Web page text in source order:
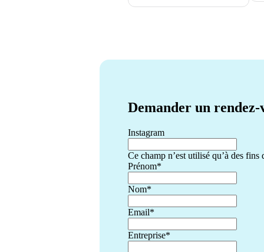
Demander un rendez-
Instagram
Ce champ n’est utilisé qu’à des
Prénom*
Nom*
Email*
Entreprise*